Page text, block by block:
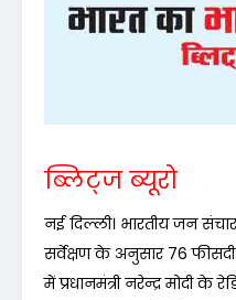
ब्लिट्ज ब्यूरो
नई दिल्ली। भारतीय जन
सर्वेक्षण के अनुसार 76 फीसदी
में प्रधानमंत्री नरेन्द्र मोदी के